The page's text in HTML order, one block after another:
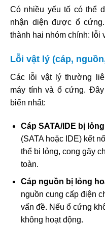
Có nhiều yếu tố có thể
nhận diện được ổ
thành hai nhóm chính: lỗi
Lỗi vật lý (cáp,
Các lỗi vật lý thường
máy tính và ổ cứng.
biến nhất:
Cáp SATA/IDE bị
(SATA hoặc IDE) kết
thể bị lỏng, cong gãy
toàn.
Cáp nguồn bị lỏng
nguồn cung cấp điện
vấn đề. Nếu ổ cứng
không hoạt động.